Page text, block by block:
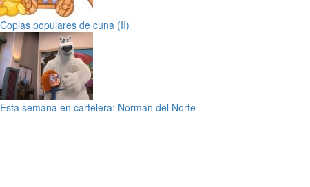
Coplas populares de cuna (II)
Esta semana en cartelera: Norman del Norte